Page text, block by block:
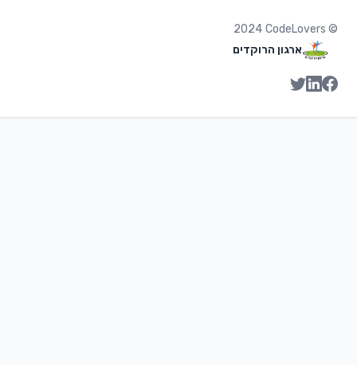
©
2024 CodeLovers
ארגון הרוקדים